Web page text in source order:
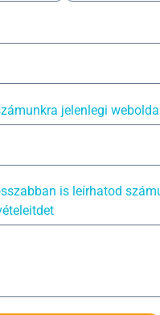
jelenlegi
is leírhatod